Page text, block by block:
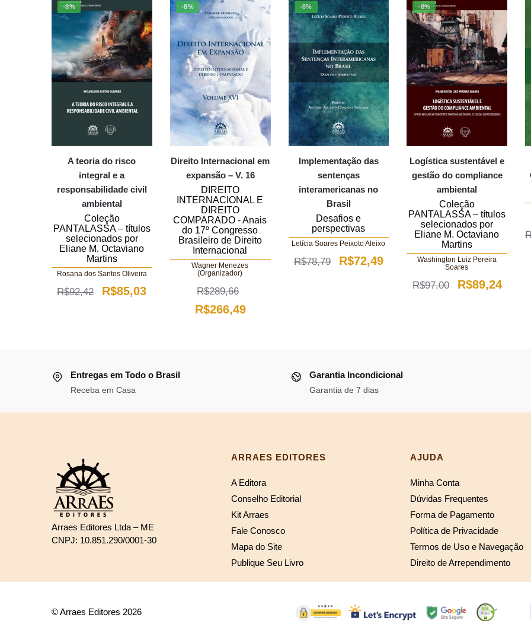
-8%
A teoria do risco
integral e a
responsabilidade civil
ambiental
Coleção
PANTALASSA – títulos
selecionados por
Eliane M. Octaviano
Martins
Rosana dos Santos Oliveira
R$92,42
O
R$85,03O
-8%
Direito Internacional em
expansão – V. 16
DIREITO
INTERNACIONAL E
DIREITO
COMPARADO - Anais
do 17º Congresso
Brasileiro de Direito
Internacional
Wagner Menezes
(Organizador)
R$289,66
O
R$266,49O
R$266,49.
-8%
Implementação das
sentenças
interamericanas no
Brasil
Desafios e
perspectivas
Letícia Soares Peixoto Aleixo
R$78,79
O
R$72,49O
-8%
Logística sustentável e
gestão do compliance
ambiental
Coleção
PANTALASSA – títulos
selecionados por
Eliane M. Octaviano
Martins
Washington Luiz Pereira
Soares
R$97,00
O
R$89,24O
Entregas em Todo o Brasil
Receba em Casa
Garantia Incondicional
Garantia de 7 dias
Arraes Editores Ltda – ME
CNPJ: 10.851.290/0001-30
ARRAES EDITORES
A Editora
Conselho Editorial
Kit Arraes
Fale Conosco
Mapa do Site
Publique Seu Livro
AJUDA
Minha Conta
Dúvidas Frequentes
Forma de Pagamento
Política de Privacidade
Termos de Uso e Navegação
Direito de Arrependimento
© Arraes Editores 2026